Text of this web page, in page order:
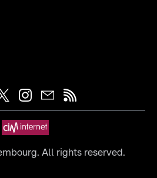
All rights reserved.